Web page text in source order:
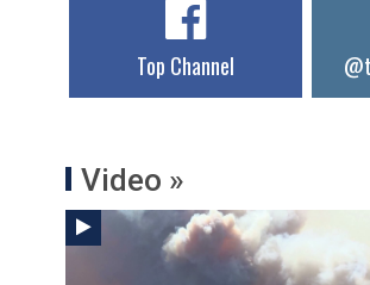
Top Channel
Video »